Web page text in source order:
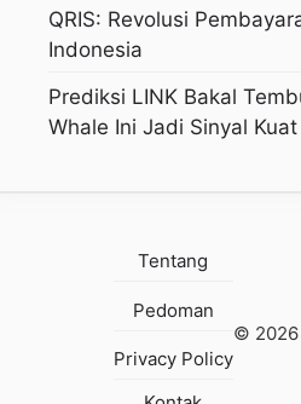
QRIS: Revolusi
Indonesia
Prediksi LINK Bakal
Whale Ini Jadi Sinyal Kuat
Tentang
Pedoman
Privacy Policy
© 2026